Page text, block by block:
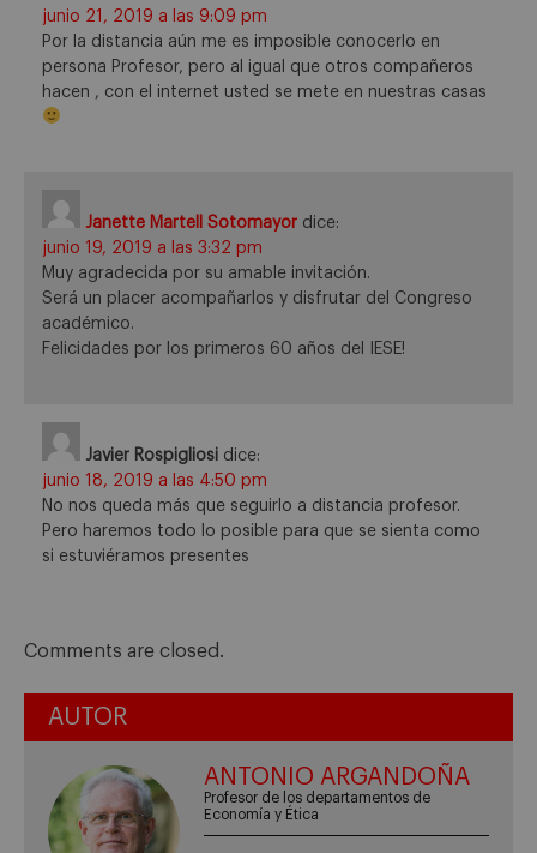
junio 21, 2019 a las 9:09 pm
Por la distancia aún me es imposible conocerlo en
persona Profesor, pero al igual que otros compañeros
hacen , con el internet usted se mete en nuestras casas
Janette Martell Sotomayor dice:
junio 19, 2019 a las 3:32 pm
Muy agradecida por su amable invitación.
Será un placer acompañarlos y disfrutar del Congreso
académico.
Felicidades por los primeros 60 años del IESE!
Javier Rospigliosi dice:
junio 18, 2019 a las 4:50 pm
No nos queda más que seguirlo a distancia profesor.
Pero haremos todo lo posible para que se sienta como
si estuviéramos presentes
Comments are closed.
AUTOR
ANTONIO ARGANDOÑA
Profesor de los departamentos de
Economía y Ética